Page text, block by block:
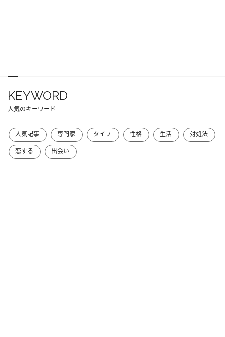
KEYWORD
人気のキーワード
人気記事 専門家 タイプ 性格 生活
対処法
恋する
出会い